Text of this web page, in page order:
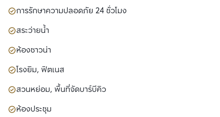
การรักษาความปลอดภัย 24 ชั่วโมง
สระว่ายน้ำ
ห้องซาวน่า
โรงยิม, ฟิตเนส
สวนหย่อม, พื้นที่จัดบาร์บีคิว
ห้องประชุม